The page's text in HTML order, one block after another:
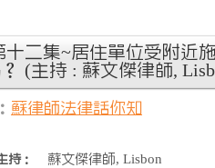
十二集~居住單位受附近
(主持 : 蘇文傑律師,
蘇律師法律話你知
持： 蘇文傑律師, Lisbon